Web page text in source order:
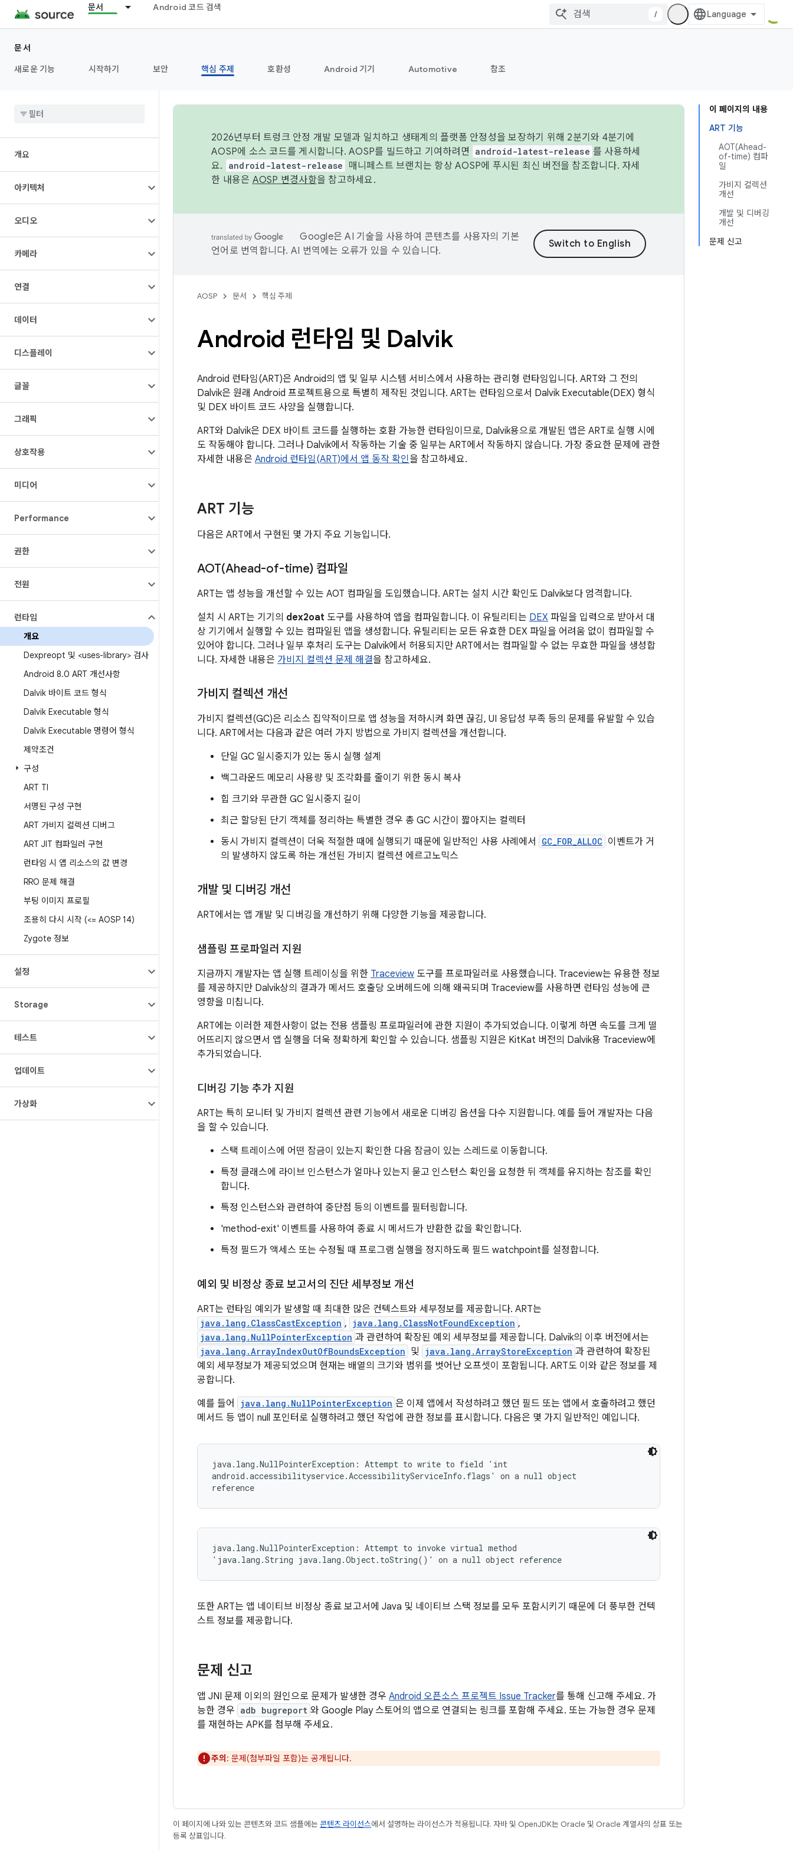
문서 Android 코드 검색
/
문서
새로운 기능
시작하기 보안 핵심 주제 호환성 Android 기기 Automotive 참조
개요
아키텍처
오디오
카메라
연결
데이터
디스플레이
글꼴
그래픽
상호작용
미디어
Performance
권한
전원
런타임
개요
Dexpreopt 및 <uses-library> 검사
Android 8.0 ART 개선사항
Dalvik 바이트 코드 형식
Dalvik Executable 형식
Dalvik Executable 명령어 형식
제약조건
구성
ART TI
서명된 구성 구현
ART 가비지 컬렉션 디버그
ART JIT 컴파일러 구현
런타임 시 앱 리소스의 값 변경
RRO 문제 해결
부팅 이미지 프로필
조용히 다시 시작 (<= AOSP 14)
Zygote 정보
설정
Storage
테스트
업데이트
가상화
이 페이지의 내용
ART 기능
AOT(Ahead-
of-time) 컴파
일
가비지 컬렉션
개선
개발 및 디버깅
개선
문제 신고
2026년부터 트렁크 안정 개발 모델과 일치하고 생태계의 플랫폼 안정성을 보장하기 위해 2분기와 4분기에
AOSP에 소스 코드를 게시합니다. AOSP를 빌드하고 기여하려면
android-latest-release 를 사용하세
요.
android-latest-release
매니페스트 브랜치는 항상 AOSP에 푸시된 최신 버전을 참조합니다. 자세
한 내용은 AOSP 변경사항을 참고하세요.
Google은 AI 기술을 사용하여 콘텐츠를 사용자의 기본
언어로 번역합니다. AI 번역에는 오류가 있을 수 있습니다.
AOSP 문서 핵심 주제
Android 런타임 및 Dalvik
Android 런타임(ART)은 Android의 앱 및 일부 시스템 서비스에서 사용하는 관리형 런타임입니다. ART와 그 전의
Dalvik은 원래 Android 프로젝트용으로 특별히 제작된 것입니다. ART는 런타임으로서 Dalvik Executable(DEX) 형식
및 DEX 바이트 코드 사양을 실행합니다.
ART와 Dalvik은 DEX 바이트 코드를 실행하는 호환 가능한 런타임이므로, Dalvik용으로 개발된 앱은 ART로 실행 시에
도 작동해야 합니다. 그러나 Dalvik에서 작동하는 기술 중 일부는 ART에서 작동하지 않습니다. 가장 중요한 문제에 관한
자세한 내용은 Android 런타임(ART)에서 앱 동작 확인을 참고하세요.
ART 기능
다음은 ART에서 구현된 몇 가지 주요 기능입니다.
AOT(Ahead-of-time) 컴파일
ART는 앱 성능을 개선할 수 있는 AOT 컴파일을 도입했습니다. ART는 설치 시간 확인도 Dalvik보다 엄격합니다.
설치 시 ART는 기기의 dex2oat 도구를 사용하여 앱을 컴파일합니다. 이 유틸리티는 DEX 파일을 입력으로 받아서 대
상 기기에서 실행할 수 있는 컴파일된 앱을 생성합니다. 유틸리티는 모든 유효한 DEX 파일을 어려움 없이 컴파일할 수
있어야 합니다. 그러나 일부 후처리 도구는 Dalvik에서 허용되지만 ART에서는 컴파일할 수 없는 무효한 파일을 생성합
니다. 자세한 내용은 가비지 컬렉션 문제 해결을 참고하세요.
가비지 컬렉션 개선
가비지 컬렉션(GC)은 리소스 집약적이므로 앱 성능을 저하시켜 화면 끊김, UI 응답성 부족 등의 문제를 유발할 수 있습
니다. ART에서는 다음과 같은 여러 가지 방법으로 가비지 컬렉션을 개선합니다.
단일 GC 일시중지가 있는 동시 실행 설계
백그라운드 메모리 사용량 및 조각화를 줄이기 위한 동시 복사
힙 크기와 무관한 GC 일시중지 길이
최근 할당된 단기 객체를 정리하는 특별한 경우 총 GC 시간이 짧아지는 컬렉터
동시 가비지 컬렉션이 더욱 적절한 때에 실행되기 때문에 일반적인 사용 사례에서
GC_FOR_ALLOC 이벤트가 거
의 발생하지 않도록 하는 개선된 가비지 컬렉션 에르고노믹스
개발 및 디버깅 개선
ART에서는 앱 개발 및 디버깅을 개선하기 위해 다양한 기능을 제공합니다.
샘플링 프로파일러 지원
지금까지 개발자는 앱 실행 트레이싱을 위한 Traceview 도구를 프로파일러로 사용했습니다. Traceview는 유용한 정보
를 제공하지만 Dalvik상의 결과가 메서드 호출당 오버헤드에 의해 왜곡되며 Traceview를 사용하면 런타임 성능에 큰
영향을 미칩니다.
ART에는 이러한 제한사항이 없는 전용 샘플링 프로파일러에 관한 지원이 추가되었습니다. 이렇게 하면 속도를 크게 떨
어뜨리지 않으면서 앱 실행을 더욱 정확하게 확인할 수 있습니다. 샘플링 지원은 KitKat 버전의 Dalvik용 Traceview에
추가되었습니다.
디버깅 기능 추가 지원
ART는 특히 모니터 및 가비지 컬렉션 관련 기능에서 새로운 디버깅 옵션을 다수 지원합니다. 예를 들어 개발자는 다음
을 할 수 있습니다.
스택 트레이스에 어떤 잠금이 있는지 확인한 다음 잠금이 있는 스레드로 이동합니다.
특정 클래스에 라이브 인스턴스가 얼마나 있는지 묻고 인스턴스 확인을 요청한 뒤 객체를 유지하는 참조를 확인
합니다.
특정 인스턴스와 관련하여 중단점 등의 이벤트를 필터링합니다.
'method-exit' 이벤트를 사용하여 종료 시 메서드가 반환한 값을 확인합니다.
특정 필드가 액세스 또는 수정될 때 프로그램 실행을 정지하도록 필드 watchpoint를 설정합니다.
예외 및 비정상 종료 보고서의 진단 세부정보 개선
ART는 런타임 예외가 발생할 때 최대한 많은 컨텍스트와 세부정보를 제공합니다. ART는
java.lang.ClassCastException , java.lang.ClassNotFoundException ,
java.lang.NullPointerException 과 관련하여 확장된 예외 세부정보를 제공합니다. Dalvik의 이후 버전에서는
java.lang.ArrayIndexOutOfBoundsException 및 java.lang.ArrayStoreException 과 관련하여 확장된
예외 세부정보가 제공되었으며 현재는 배열의 크기와 범위를 벗어난 오프셋이 포함됩니다. ART도 이와 같은 정보를 제
공합니다.
예를 들어
java.lang.NullPointerException 은 이제 앱에서 작성하려고 했던 필드 또는 앱에서 호출하려고 했던
메서드 등 앱이 null 포인터로 실행하려고 했던 작업에 관한 정보를 표시합니다. 다음은 몇 가지 일반적인 예입니다.
java.lang.NullPointerException: Attempt to write to field 'int
android.accessibilityservice.AccessibilityServiceInfo.flags' on a null object
reference
java.lang.NullPointerException: Attempt to invoke virtual method
'java.lang.String java.lang.Object.toString()' on a null object reference
또한 ART는 앱 네이티브 비정상 종료 보고서에 Java 및 네이티브 스택 정보를 모두 포함시키기 때문에 더 풍부한 컨텍
스트 정보를 제공합니다.
문제 신고
앱 JNI 문제 이외의 원인으로 문제가 발생한 경우 Android 오픈소스 프로젝트 Issue Tracker를 통해 신고해 주세요. 가
능한 경우 adb bugreport 와 Google Play 스토어의 앱으로 연결되는 링크를 포함해 주세요. 또는 가능한 경우 문제
를 재현하는 APK를 첨부해 주세요.
주의 : 문제(첨부파일 포함)는 공개됩니다.
이 페이지에 나와 있는 콘텐츠와 코드 샘플에는 콘텐츠 라이선스에서 설명하는 라이선스가 적용됩니다. 자바 및 OpenJDK는 Oracle 및 Oracle 계열사의 상표 또는
등록 상표입니다.